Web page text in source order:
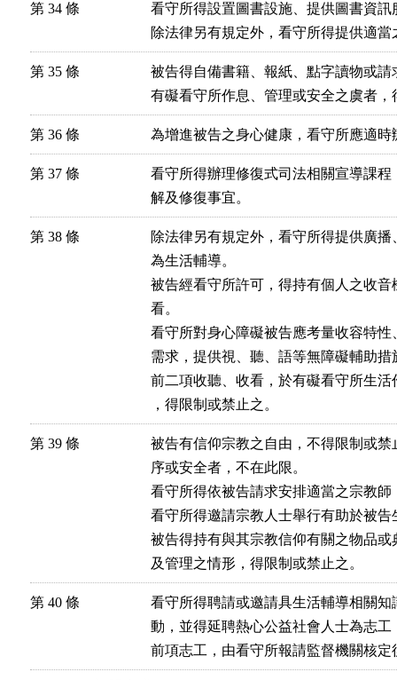
第 34 條
看守所得設置圖書設施、提供圖書資
除法律另有規定外，看守所得提供適
第 35 條
被告得自備書籍、報紙、點字讀物或
有礙看守所作息、管理或安全之虞者，
第 36 條 為增進被告之身心健康，看守所應適
第 37 條
看守所得辦理修復式司法相關宣導課
解及修復事宜。
第 38 條
除法律另有規定外，看守所得提供廣
為生活輔導。
被告經看守所許可，得持有個人之收
看。
看守所對身心障礙被告應考量收容特
需求，提供視、聽、語等無障礙輔助措
前二項收聽、收看，於有礙看守所生
，得限制或禁止之。
第 39 條
被告有信仰宗教之自由，不得限制或
序或安全者，不在此限。
看守所得依被告請求安排適當之宗教師
看守所得邀請宗教人士舉行有助於被
被告得持有與其宗教信仰有關之物品
及管理之情形，得限制或禁止之。
第 40 條
看守所得聘請或邀請具生活輔導相關
動，並得延聘熱心公益社會人士為志
前項志工，由看守所報請監督機關核定